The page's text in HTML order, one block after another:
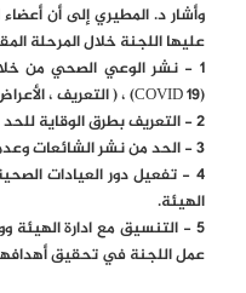
وأشار د. المطيري إلى أن
عليها اللجنة خلال المرحلة
1 - نشر الوعي الصحي من
(COVID 19) ، ( التعريف ، الأعراض، طرق الانتقال).
2 - التعريف بطرق الوقاية للحد من انتشار الفيروس.
3 - الحد من نشر الشائعات وعدم تداول المعلومات المغلوطة.
4 - تفعيل دور العيادات
الهيئة.
5 - التنسيق مع ادارة الهيئة
عمل اللجنة في تحقيق